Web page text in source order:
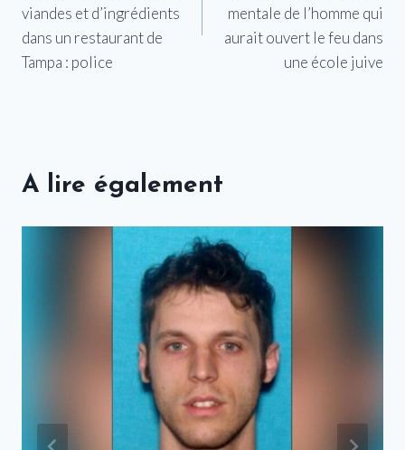
l’article
viandes et d’ingrédients
dans un restaurant de
Tampa : police
mentale de l’homme qui
aurait ouvert le feu dans
une école juive
A lire également